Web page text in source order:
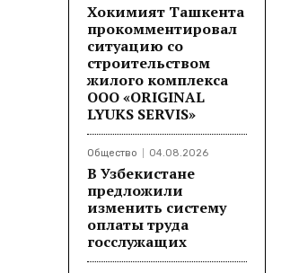
Хокимият Ташкента
прокомментировал
ситуацию со
строительством
жилого комплекса
ООО «ORIGINAL
LYUKS SERVIS»
Общество 04.08.2026
В Узбекистане
предложили
изменить систему
оплаты труда
госслужащих